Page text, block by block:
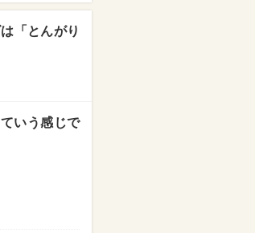
「とんがり
いう感じで